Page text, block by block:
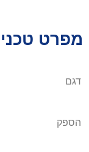
מפרט טכני
דגם
הספק